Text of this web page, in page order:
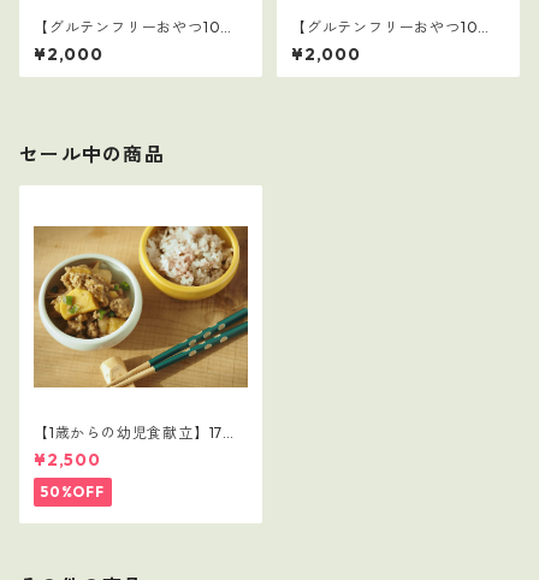
【グルテンフリーおやつ10
選】2
¥2,000
【グルテンフリーおやつ10
選】1
¥2,000
セール中の商品
【1歳からの幼児食献立】17レ
シピつき
¥2,500
50%OFF